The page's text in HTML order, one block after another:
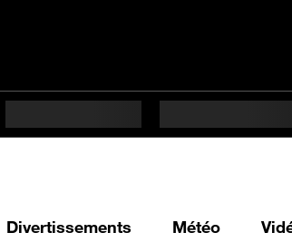
Divertissements Météo